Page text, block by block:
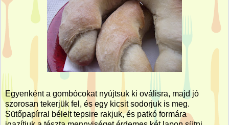
Egyenként a gombócokat nyújtsuk ki oválisra, majd jó
szorosan tekerjük fel, és egy kicsit sodorjuk is meg.
Sütőpapírral bélelt tepsire rakjuk, és patkó formára